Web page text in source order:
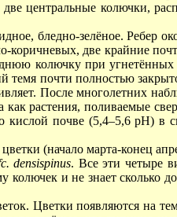
центральные колючки,
бледно-зелëное. Ребер
две крайние
колючку при
почти полностью
После многолетних
растения, поливаемые
кислой почве (5,4–5,6 рН) в
(начало марта-конец
densispinus. Все эти четыре
и не знает сколько
Цветки появляются на